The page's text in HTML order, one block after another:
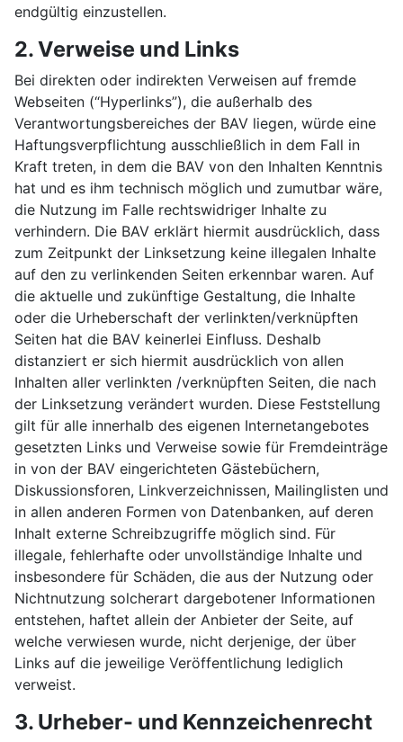
endgültig einzustellen.
2. Verweise und Links
Bei direkten oder indirekten Verweisen auf fremde
Webseiten (“Hyperlinks”), die außerhalb des
Verantwortungsbereiches der BAV liegen, würde eine
Haftungsverpflichtung ausschließlich in dem Fall in
Kraft treten, in dem die BAV von den Inhalten Kenntnis
hat und es ihm technisch möglich und zumutbar wäre,
die Nutzung im Falle rechtswidriger Inhalte zu
verhindern. Die BAV erklärt hiermit ausdrücklich, dass
zum Zeitpunkt der Linksetzung keine illegalen Inhalte
auf den zu verlinkenden Seiten erkennbar waren. Auf
die aktuelle und zukünftige Gestaltung, die Inhalte
oder die Urheberschaft der verlinkten/verknüpften
Seiten hat die BAV keinerlei Einfluss. Deshalb
distanziert er sich hiermit ausdrücklich von allen
Inhalten aller verlinkten /verknüpften Seiten, die nach
der Linksetzung verändert wurden. Diese Feststellung
gilt für alle innerhalb des eigenen Internetangebotes
gesetzten Links und Verweise sowie für Fremdeinträge
in von der BAV eingerichteten Gästebüchern,
Diskussionsforen, Linkverzeichnissen, Mailinglisten und
in allen anderen Formen von Datenbanken, auf deren
Inhalt externe Schreibzugriffe möglich sind. Für
illegale, fehlerhafte oder unvollständige Inhalte und
insbesondere für Schäden, die aus der Nutzung oder
Nichtnutzung solcherart dargebotener Informationen
entstehen, haftet allein der Anbieter der Seite, auf
welche verwiesen wurde, nicht derjenige, der über
Links auf die jeweilige Veröffentlichung lediglich
verweist.
3. Urheber- und Kennzeichenrecht